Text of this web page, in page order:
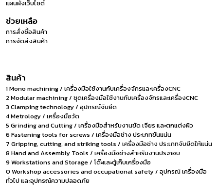
แผนผังเว็บไซต์
ช่วยเหลือ
การสั่งซื้อสินค้า
การจัดส่งสินค้า
สินค้า
1 Mono machining / เครื่องมือใช้งานกับเครื่องจักรและเครื่องCNC
2 Modular machining / ชุดเครื่องมือใช้งานกับเครื่องจักรและเครื่องCNC
3 Clamping technology / อุปกรณ์จับยึด
4 Metrology / เครื่องมือวัด
5 Grinding and Cutting / เครื่องมือสำหรับงานขัด เจียร และตกแต่งผิว
6 Fastening tools for screws / เครื่องมือช่าง ประเภทขันแน่น
7 Gripping, cutting, and striking tools / เครื่องมือช่าง ประเภทจับยึดให้แน่น
8 Hand and Assembly Tools / เครื่องมือช่างสำหรับงานประกอบ
9 Workstations and Storage / โต๊ะและตู้เก็บเครื่องมือ
0 Workshop accessories and occupational safety / อุปกรณ์ เครื่องมือ
ทั่วไป และอุปกรณ์ความปลอดภัย